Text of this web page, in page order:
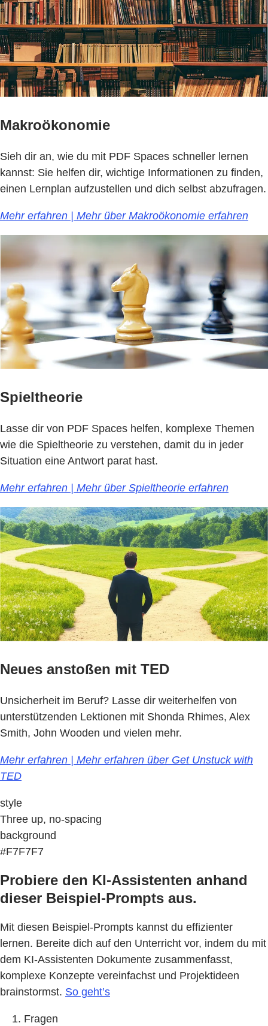
Makroökonomie
Sieh dir an, wie du mit PDF Spaces schneller lernen
kannst: Sie helfen dir, wichtige Informationen zu finden,
einen Lernplan aufzustellen und dich selbst abzufragen.
Mehr erfahren | Mehr über Makroökonomie erfahren
Spieltheorie
Lasse dir von PDF Spaces helfen, komplexe Themen
wie die Spieltheorie zu verstehen, damit du in jeder
Situation eine Antwort parat hast.
Mehr erfahren | Mehr über Spieltheorie erfahren
Neues anstoßen mit TED
Unsicherheit im Beruf? Lasse dir weiterhelfen von
unterstützenden Lektionen mit Shonda Rhimes, Alex
Smith, John Wooden und vielen mehr.
Mehr erfahren | Mehr erfahren über Get Unstuck with
TED
style
Three up, no-spacing
background
#F7F7F7
Probiere den KI-Assistenten anhand
dieser Beispiel-Prompts aus.
Mit diesen Beispiel-Prompts kannst du effizienter
lernen. Bereite dich auf den Unterricht vor, indem du mit
dem KI-Assistenten Dokumente zusammenfasst,
komplexe Konzepte vereinfachst und Projektideen
brainstormst. So geht’s
Fragen